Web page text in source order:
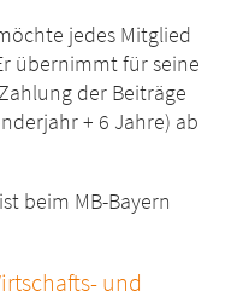
jedes Mitglied
übernimmt für seine
der Beiträge
+ 6 Jahre) ab
beim MB-Bayern
und